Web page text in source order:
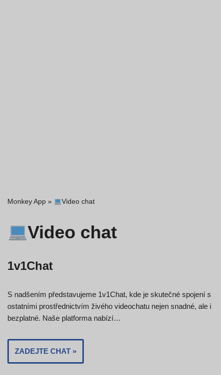
Monkey App » Video chat
Video chat
1v1Chat
S nadšením představujeme 1v1Chat, kde je skutečné spojení s
ostatními prostřednictvím živého videochatu nejen snadné, ale i
bezplatné. Naše platforma nabízí…
ZADEJTE CHAT »